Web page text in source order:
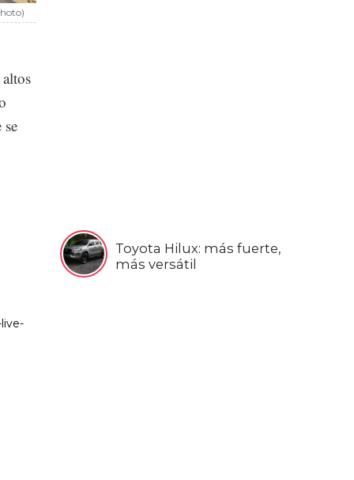
Toyota Hilux: más fuerte,
más versátil
se